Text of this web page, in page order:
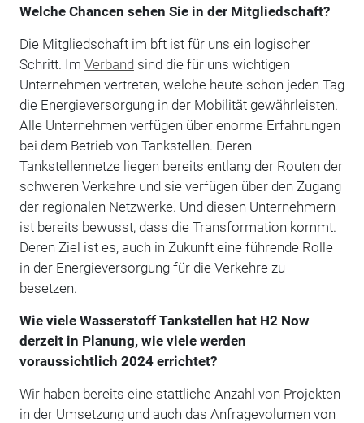
Welche Chancen sehen Sie in der Mitgliedschaft?
Die Mitgliedschaft im bft ist für uns ein logischer
Schritt. Im Verband sind die für uns wichtigen
Unternehmen vertreten, welche heute schon jeden Tag
die Energieversorgung in der Mobilität gewährleisten.
Alle Unternehmen verfügen über enorme Erfahrungen
bei dem Betrieb von Tankstellen. Deren
Tankstellennetze liegen bereits entlang der Routen der
schweren Verkehre und sie verfügen über den Zugang
der regionalen Netzwerke. Und diesen Unternehmern
ist bereits bewusst, dass die Transformation kommt.
Deren Ziel ist es, auch in Zukunft eine führende Rolle
in der Energieversorgung für die Verkehre zu
besetzen.
Wie viele Wasserstoff Tankstellen hat H2 Now
derzeit in Planung, wie viele werden
voraussichtlich 2024 errichtet?
Wir haben bereits eine stattliche Anzahl von Projekten
in der Umsetzung und auch das Anfragevolumen von